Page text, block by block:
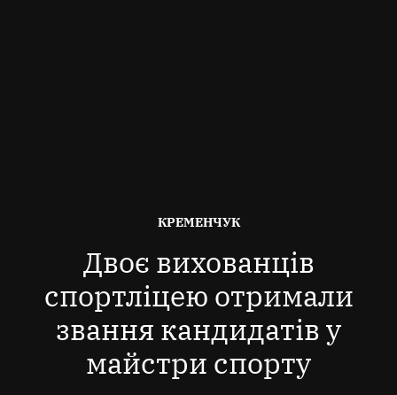
ОПУБЛІКОВАНО
КРЕМЕНЧУК
Двоє вихованців
спортліцею отримали
звання кандидатів у
майстри спорту